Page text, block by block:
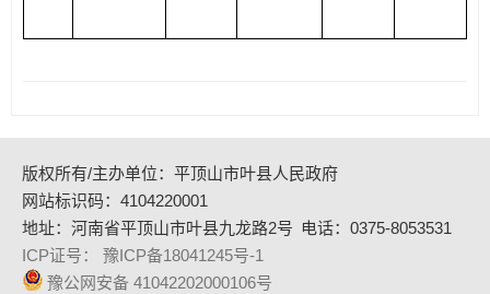
版权所有/主办单位：平顶山市叶县人民政府
网站标识码：4104220001
地址：河南省平顶山市叶县九龙路2号 电话：0375-8053531
ICP证号： 豫ICP备18041245号-1
豫公网安备 41042202000106号